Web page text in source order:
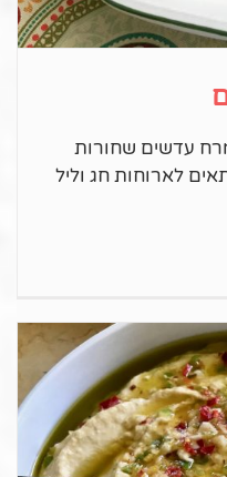
עדשים שחורות
לארוחות חג וליל